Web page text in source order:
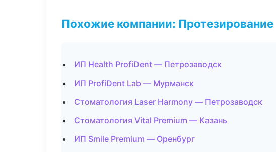
Похожие компании: Протезирование
ИП Health ProfiDent — Петрозаводск
ИП ProfiDent Lab — Мурманск
Стоматология Laser Harmony — Петрозаводск
Стоматология Vital Premium — Казань
ИП Smile Premium — Оренбург